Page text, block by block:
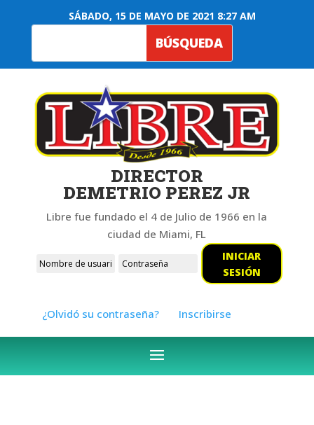
SÁBADO, 15 DE MAYO DE 2021 8:27 AM
DIRECTOR
DEMETRIO PEREZ JR
Libre fue fundado el 4 de Julio de 1966 en la
ciudad de Miami, FL
INICIAR
SESIÓN
¿Olvidó su contraseña? Inscribirse